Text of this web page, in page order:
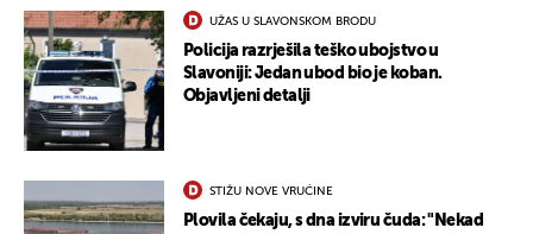
UŽAS U SLAVONSKOM BRODU
Policija razrješila teško ubojstvo u
Slavoniji: Jedan ubod bio je koban.
Objavljeni detalji
STIŽU NOVE VRUĆINE
Plovila čekaju, s dna izviru čuda: "Nekad